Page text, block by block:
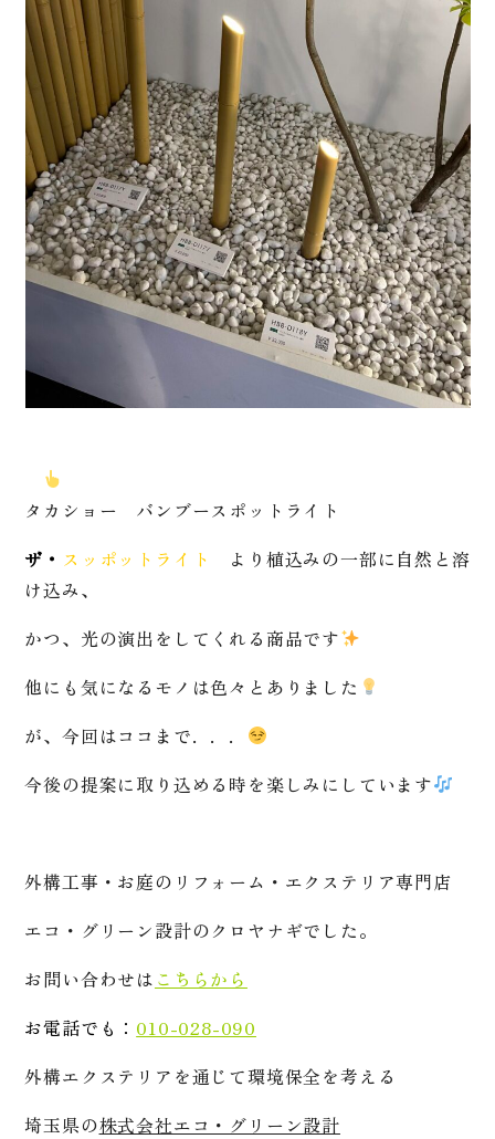
タカショー バンブースポットライト
ザ・ スッポットライト
より植込みの一部に自然と溶
け込み、
かつ、光の演出をしてくれる商品です
他にも気になるモノは色々とありました
が、今回はココまで．．．
今後の提案に取り込める時を楽しみにしています
外構工事・お庭のリフォーム・エクステリア専門店
エコ・グリーン設計のクロヤナギでした。
お問い合わせは こちらから
お電話でも： 010-028-090
外構エクステリアを通じて環境保全を考える
埼玉県の株式会社エコ・グリーン設計